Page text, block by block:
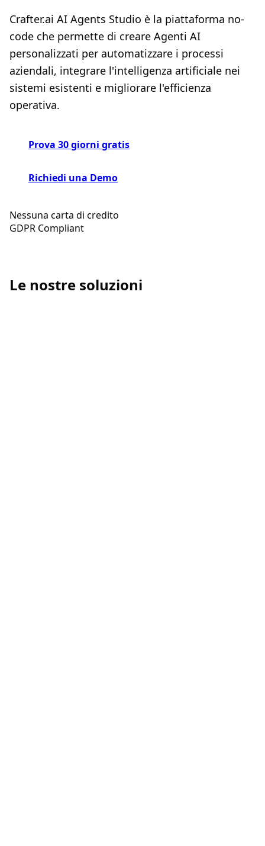
Crafter.ai AI Agents Studio è la piattaforma no-
code che permette di creare Agenti AI
personalizzati per automatizzare i processi
aziendali, integrare l'intelligenza artificiale nei
sistemi esistenti e migliorare l'efficienza
operativa.
Prova 30 giorni gratis
Richiedi una Demo
Nessuna carta di credito
GDPR Compliant
Le nostre soluzioni